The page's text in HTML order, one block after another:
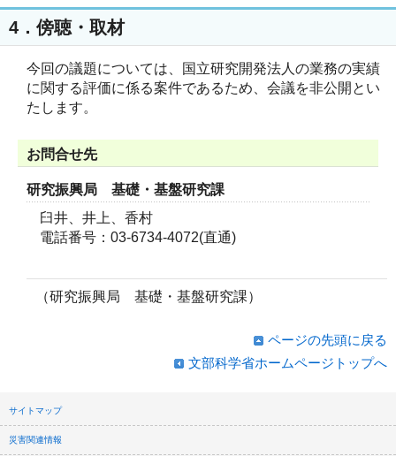
4．傍聴・取材
今回の議題については、国立研究開発法人の業務の実績
に関する評価に係る案件であるため、会議を非公開とい
たします。
お問合せ先
研究振興局 基礎・基盤研究課
臼井、井上、香村
電話番号：03-6734-4072(直通)
（研究振興局 基礎・基盤研究課）
ページの先頭に戻る
文部科学省ホームページトップへ
サイトマップ
災害関連情報